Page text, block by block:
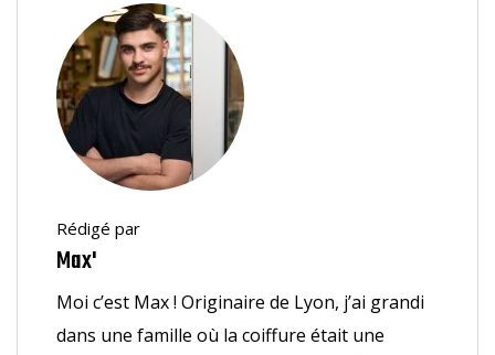
Rédigé par
Max'
Moi c’est Max ! Originaire de Lyon, j’ai grandi
dans une famille où la coiffure était une